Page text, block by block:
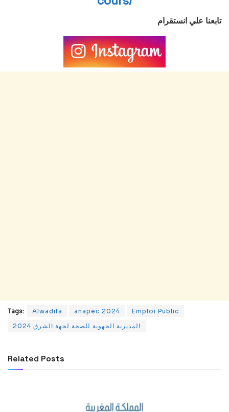
تابعنا علي انستقرام
Tags: Alwadifa anapec 2024
Emploi Public
المديرية الجهوية للصحة لجهة الشرق 2024
Related Posts